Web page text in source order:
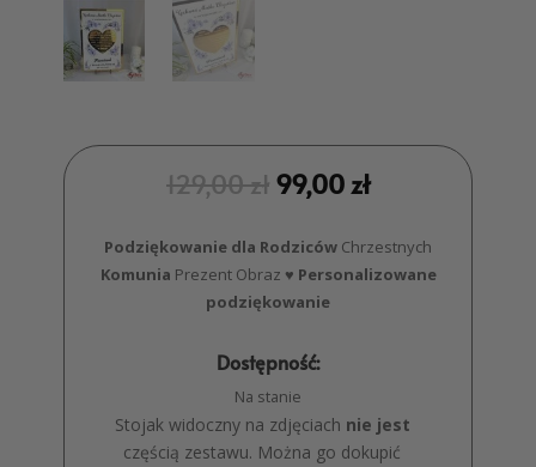
129,00zł 99,00zł
Podziękowanie dla Rodziców Chrzestnych
Komunia Prezent Obraz ♥ Personalizowane
podziękowanie
Dostępność:
Na stanie
Stojak widoczny na zdjęciach nie jest
częścią zestawu. Można go dokupić